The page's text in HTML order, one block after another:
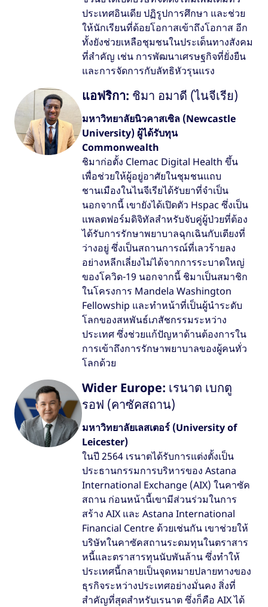
ประเทศอินเดีย ปฏิรูปการศึกษา และช่วย
ให้นักเรียนที่ด้อยโอกาสเข้าถึงโอกาส อีก
ทั้งยังช่วยเหลือชุมชนในประเด็นทางสังคม
ที่สำคัญ เช่น การพัฒนาเศรษฐกิจที่ยั่งยืน
และการจัดการกับลัทธิหัวรุนแรง
มหาวิทยาลัยนิวคาสเซิล (Newcastle
University) ผู้ได้รับทุน
Commonwealth
ชิมาก่อตั้ง Clemac Digital Health ขึ้น
เพื่อช่วยให้ผู้อยู่อาศัยในชุมชนแถบ
ชานเมืองในไนจีเรียได้รับยาที่จำเป็น
นอกจากนี้ เขายังได้เปิดตัว Hspac ซึ่งเป็น
แพลตฟอร์มดิจิทัลสำหรับจับคู่ผู้ป่วยที่ต้อง
ได้รับการรักษาพยาบาลฉุกเฉินกับเตียงที่
ว่างอยู่ ซึ่งเป็นสถานการณ์ที่เลวร้ายลง
อย่างหลีกเลี่ยงไม่ได้จากการระบาดใหญ่
ของโควิด-19 นอกจากนี้ ชิมาเป็นสมาชิก
ในโครงการ Mandela Washington
Fellowship และทำหน้าที่เป็นผู้นำระดับ
โลกของสหพันธ์เภสัชกรรมระหว่าง
ประเทศ ซึ่งช่วยแก้ปัญหาด้านต้องการใน
การเข้าถึงการรักษาพยาบาลของผู้คนทั่ว
โลกด้วย
แอฟริกา: ชิมา อมาดี (ไนจีเรีย)
มหาวิทยาลัยเลสเตอร์ (University of
Leicester)
ในปี 2564 เรนาตได้รับการแต่งตั้งเป็น
ประธานกรรมการบริหารของ Astana
International Exchange (AIX) ในคาซัค
สถาน ก่อนหน้านี้เขามีส่วนร่วมในการ
สร้าง AIX และ Astana International
Financial Centre ด้วยเช่นกัน เขาช่วยให้
บริษัทในคาซัคสถานระดมทุนในตราสาร
หนี้และตราสารทุนนับพันล้าน ซึ่งทำให้
ประเทศนี้กลายเป็นจุดหมายปลายทางของ
ธุรกิจระหว่างประเทศอย่างมั่นคง สิ่งที่
สำคัญที่สุดสำหรับเรนาต ซึ่งก็คือ AIX ได้
Wider Europe: เรนาต เบกตู
รอฟ (คาซัคสถาน)